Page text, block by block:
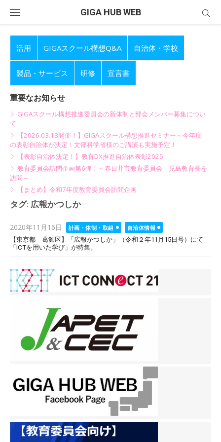
GIGA HUB WEB
活用 GIGAスクール構想Q&A 自治体・学校
製品・サービス 研修 宣言書
重要なお知らせ
GIGAスクール構想推進委員会の新体制と部会メンバー募集につい
て
【2026.03.13開催！】GIGAスクール構想推進セミナー～今年度
の表彰自治体が決定！文部科学省様のご講演も実施予定！
【表彰自治体決定！】教育DX推進自治体表彰2025
教育委員会訪問企画第6弾！～春日井市教育委員会 児島教育長を
訪問～
【まとめ】令和7年度教育委員会訪問企画
タグ: 広報かつしか
Posted
on
2020年11月16日 計画・体制・取組
自治体情報
【東京都 葛飾区】「広報かつしか」（令和２年11月15日号）にて
「ICTを用いた学び」が特集。